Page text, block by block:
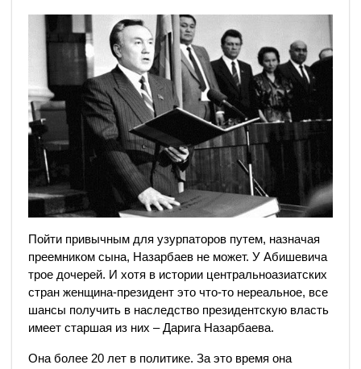
Пойти привычным для узурпаторов путем, назначая
преемником сына, Назарбаев не может. У Абишевича
трое дочерей. И хотя в истории центральноазиатских
стран женщина-президент это что-то нереальное, все
шансы получить в наследство президентскую власть
имеет старшая из них – Дарига Назарбаева.
Она более 20 лет в политике. За это время она